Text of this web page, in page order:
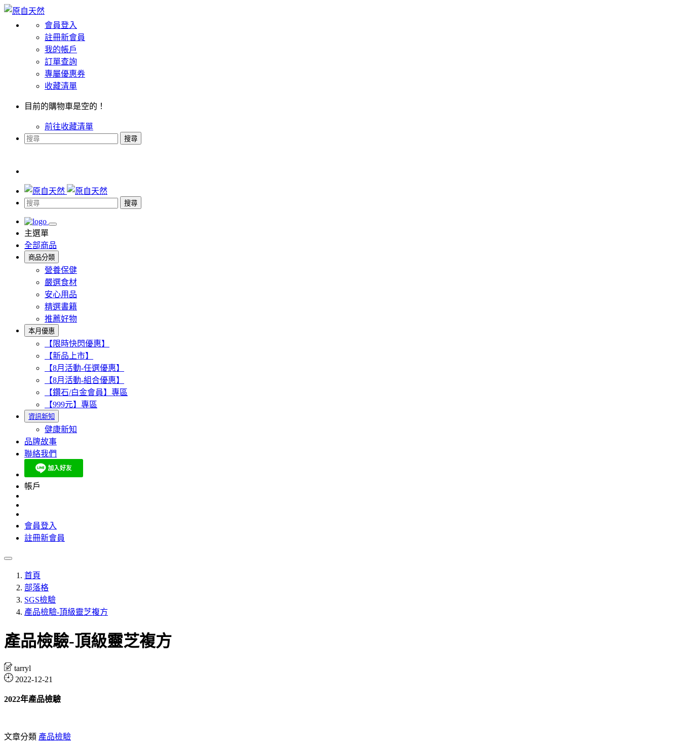
會員登入
註冊新會員
我的帳戶
訂單查詢
專屬優惠券
收藏清單
目前的購物車是空的！
前往收藏清單
搜尋
搜尋
主選單
全部商品
商品分類
營養保健
嚴選食材
安心用品
精選書籍
推薦好物
本月優惠
【限時快閃優惠】
【新品上市】
【8月活動-任選優惠】
【8月活動-組合優惠】
【鑽石/白金會員】專區
【999元】專區
資訊新知
健康新知
品牌故事
聯絡我們
帳戶
會員登入
註冊新會員
首頁
部落格
SGS檢驗
產品檢驗-頂級靈芝複方
產品檢驗-頂級靈芝複方
tarryl
2022-12-21
2022年產品檢驗
文章分類 產品檢驗